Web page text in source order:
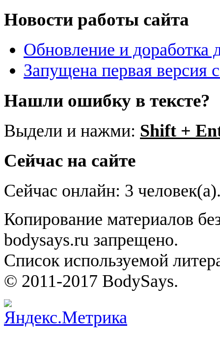
Новости работы сайта
Обновление и доработка
Запущена первая версия
Нашли ошибку в тексте?
Выдели и нажми: Shift +
Сейчас на сайте
Сейчас онлайн: 3
Копирование материалов
bodysays.ru запрещено.
Список используемой
© 2011-2017 BodySays.